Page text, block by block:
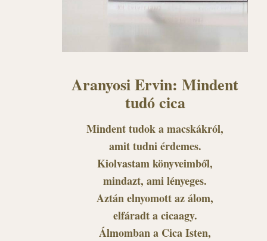
Aranyosi Ervin: Mindent
tudó cica
Mindent tudok a macskákról,
amit tudni érdemes.
Kiolvastam könyveimből,
mindazt, ami lényeges.
Aztán elnyomott az álom,
elfáradt a cicaagy.
Álmomban a Cica Isten,